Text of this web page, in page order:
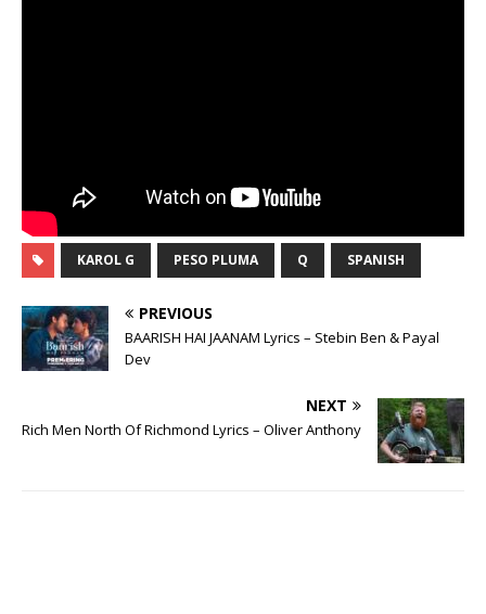
KAROL G PESO PLUMA Q SPANISH
PREVIOUS
BAARISH HAI JAANAM Lyrics – Stebin Ben & Payal
Dev
NEXT
Rich Men North Of Richmond Lyrics – Oliver Anthony